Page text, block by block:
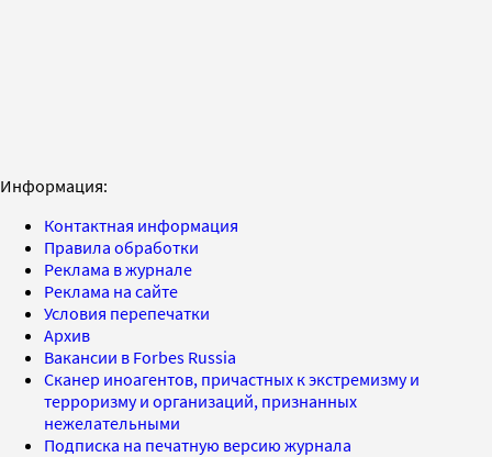
Информация:
Контактная информация
Правила обработки
Реклама в журнале
Реклама на сайте
Условия перепечатки
Архив
Вакансии в Forbes Russia
Сканер иноагентов, причастных к экстремизму и
терроризму и организаций, признанных
нежелательными
Подписка на печатную версию журнала